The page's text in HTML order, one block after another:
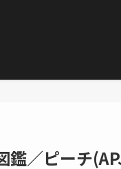
鑑／ピーチ